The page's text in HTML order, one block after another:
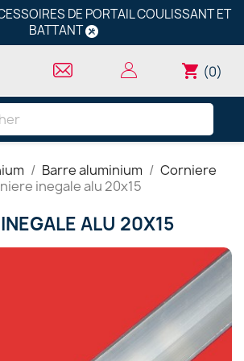
DE PORTAIL COULISSANT ET
BATTANT
shopping_cart (0)
Barre aluminium
Corniere
inegale alu 20x15
ALU 20X15